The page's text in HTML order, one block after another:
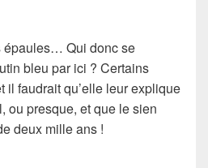
épaules… Qui donc se
bleu par ici ? Certains
il faudrait qu’elle leur explique
ou presque, et que le sien
deux mille ans !